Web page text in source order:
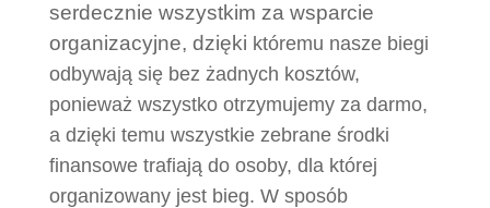
serdecznie wszystkim za wsparcie
organizacyjne, dzięki któremu nasze biegi
odbywają się bez żadnych kosztów,
ponieważ wszystko otrzymujemy za darmo,
a dzięki temu wszystkie zebrane środki
finansowe trafiają do osoby, dla której
organizowany jest bieg. W sposób